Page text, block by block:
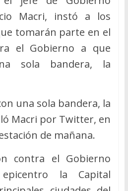
Macri, instó a los
tomarán parte en el
el Gobierno a que
sola bandera, la
una sola bandera, la
Macri por Twitter, en
de mañana.
contra el Gobierno
la Capital